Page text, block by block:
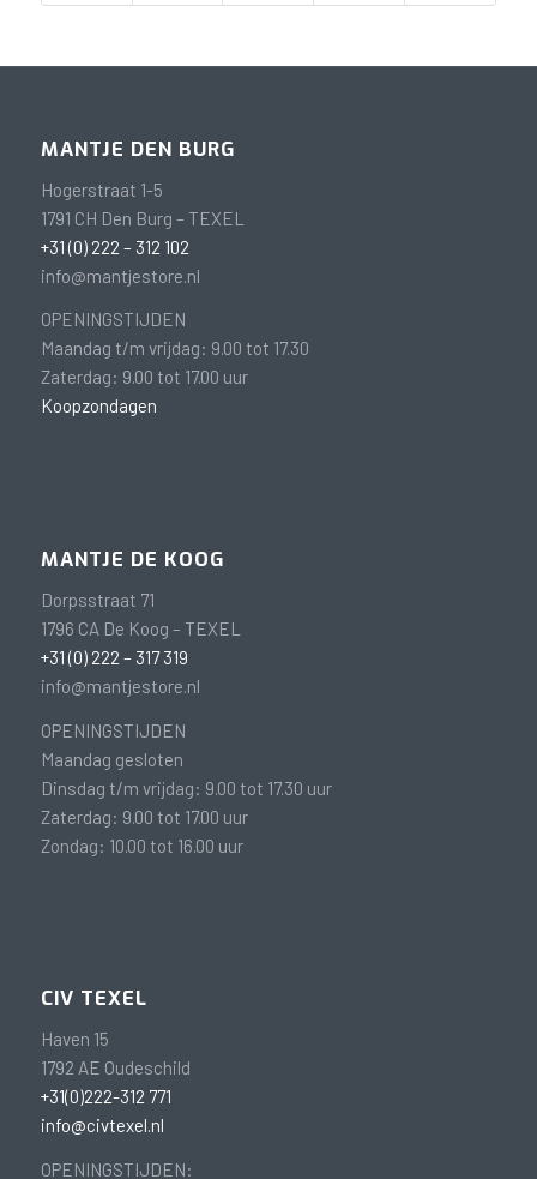
MANTJE DEN BURG
Hogerstraat 1-5
1791 CH Den Burg – TEXEL
+31 (0) 222 – 312 102
info@mantjestore.nl
OPENINGSTIJDEN
Maandag t/m vrijdag: 9.00 tot 17.30
Zaterdag: 9.00 tot 17.00 uur
Koopzondagen
MANTJE DE KOOG
Dorpsstraat 71
1796 CA De Koog – TEXEL
+31 (0) 222 – 317 319
info@mantjestore.nl
OPENINGSTIJDEN
Maandag gesloten
Dinsdag t/m vrijdag: 9.00 tot 17.30 uur
Zaterdag: 9.00 tot 17.00 uur
Zondag: 10.00 tot 16.00 uur
CIV TEXEL
Haven 15
1792 AE Oudeschild
+31(0)222-312 771
info@civtexel.nl
OPENINGSTIJDEN: